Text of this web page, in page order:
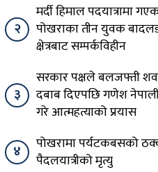
२
मर्दी हिमाल पदयात्रामा
पोखराका तीन युवक
क्षेत्रबाट सम्पर्कविहीन
३
सरकार पक्षले बलजफ्ती
दबाब दिएपछि गणेश
गरे आत्महत्याको प्रयास
४
पोखरामा पर्यटकबसको
पैदलयात्रीको मृत्यु